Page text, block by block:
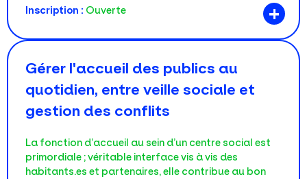
Inscription : Ouverte +
Gérer l'accueil des publics au
quotidien, entre veille sociale et
gestion des conflits
La fonction d’accueil au sein d’un centre social est
primordiale ; véritable interface vis à vis des
habitants.es et partenaires, elle contribue au bon